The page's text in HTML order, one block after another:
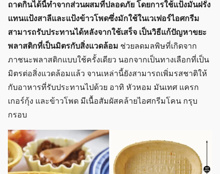
ถาดกินได้นี้ทำจากส่วนผสมที่ปลอดภัย โดยการใช้แป้งมันฝรั่ง
แทนแป้งสาลีและแป้งข้าวโพดซึ่งมักใช้ในเวเฟอร์ไอศกรีม
สามารถรับประทานได้หลังจากใช้เสร็จ เป็นวิธีแก้ปัญหาขยะ
พลาสติกที่เป็นมิตรกับสิ่งแวดล้อม ช่วยลดมลพิษที่เกิดจาก
ภาชนะพลาสติกแบบใช้ครั้งเดียว นอกจากเป็นทางเลือกที่เป็น
มิตรต่อสิ่งแวดล้อมแล้ว จานเหล่านี้ยังสามารถเพิ่มรสชาติให้
กับอาหารที่รับประทานไปด้วย อาทิ หัวหอม มันเทศ แครก
เกอร์กุ้ง และข้าวโพด มีเนื้อสัมผัสคล้ายไอศกรีมโคน กรุบ
กรอบ